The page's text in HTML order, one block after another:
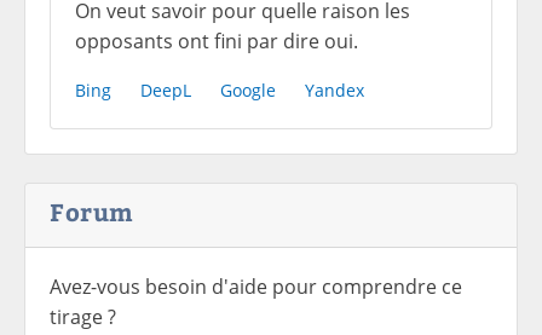
On veut savoir pour quelle raison les
opposants ont fini par dire oui.
Bing DeepL Google Yandex
Forum
Avez-vous besoin d'aide pour comprendre ce
tirage ?